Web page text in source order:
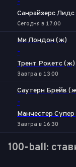
-
Санрайзерс
Сегодня в 17:00
Ми Лондон (ж)
-
Трент Рокетс (ж)
Завтра в 13:00
Саутерн Брейв
-
Манчестер
Завтра в 16:30
100-ball: